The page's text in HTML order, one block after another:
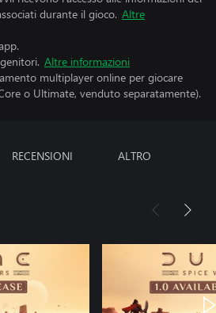
durante il gioco. Altre
Altre informazioni
multiplayer online per giocare
o Ultimate, venduto separatamente).
RECENSIONI ALTRO